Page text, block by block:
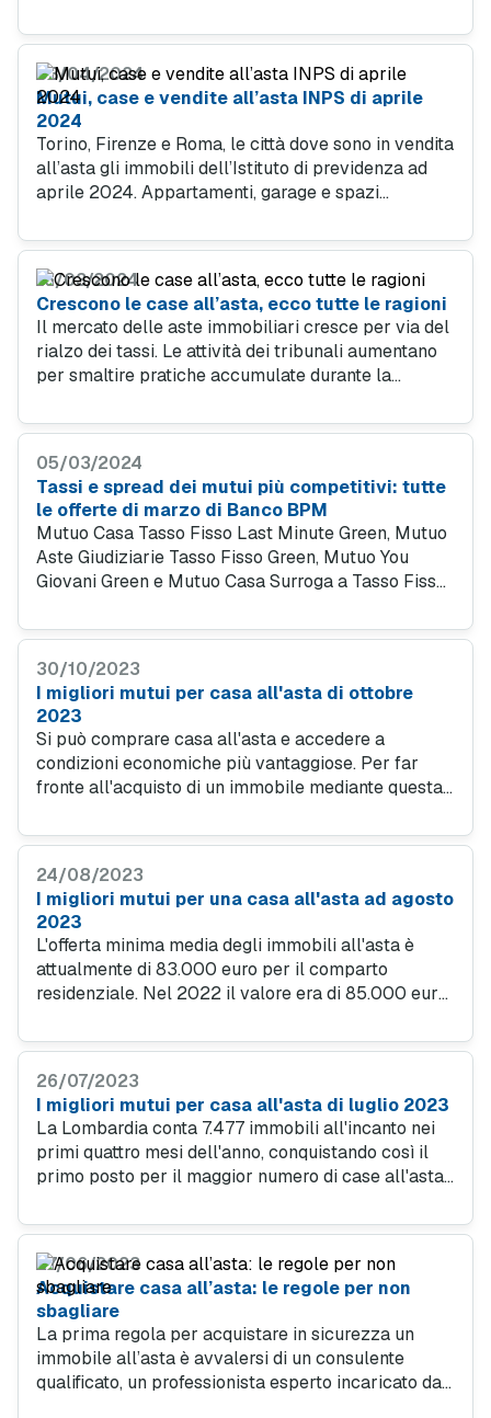
rappresentano il 22,48 per cento del campione.
03/04/2024
Mutui, case e vendite all’asta INPS di aprile
2024
Torino, Firenze e Roma, le città dove sono in vendita
all’asta gli immobili dell’Istituto di previdenza ad
aprile 2024. Appartamenti, garage e spazi
mutuo che ti faccia risparmiare sulla rata.
16/03/2024
Crescono le case all’asta, ecco tutte le ragioni
Il mercato delle aste immobiliari cresce per via del
rialzo dei tassi. Le attività dei tribunali aumentano
per smaltire pratiche accumulate durante la
più diffusa.
05/03/2024
Tassi e spread dei mutui più competitivi: tutte
le offerte di marzo di Banco BPM
Mutuo Casa Tasso Fisso Last Minute Green, Mutuo
Aste Giudiziarie Tasso Fisso Green, Mutuo You
Giovani Green e Mutuo Casa Surroga a Tasso Fisso:
valide solo nel mese di marzo.
30/10/2023
I migliori mutui per casa all'asta di ottobre
2023
Si può comprare casa all'asta e accedere a
condizioni economiche più vantaggiose. Per far
fronte all'acquisto di un immobile mediante questa
per acquisto in asta giudiziaria.
24/08/2023
I migliori mutui per una casa all'asta ad agosto
2023
L'offerta minima media degli immobili all'asta è
attualmente di 83.000 euro per il comparto
residenziale. Nel 2022 il valore era di 85.000 euro.
media degli immobili non residenziali e dei terreni.
26/07/2023
I migliori mutui per casa all'asta di luglio 2023
La Lombardia conta 7.477 immobili all'incanto nei
primi quattro mesi dell'anno, conquistando così il
primo posto per il maggior numero di case all'asta.
27/06/2023
Acquistare casa all’asta: le regole per non
sbagliare
La prima regola per acquistare in sicurezza un
immobile all’asta è avvalersi di un consulente
qualificato, un professionista esperto incaricato dal